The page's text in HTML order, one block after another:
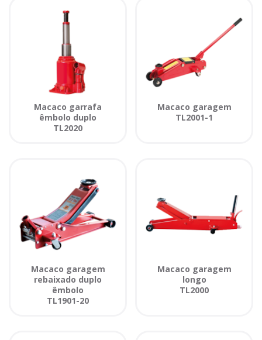
Macaco garrafa
êmbolo duplo
TL2020
Macaco garagem
TL2001-1
Macaco garagem
rebaixado duplo
êmbolo
TL1901-20
Macaco garagem
longo
TL2000